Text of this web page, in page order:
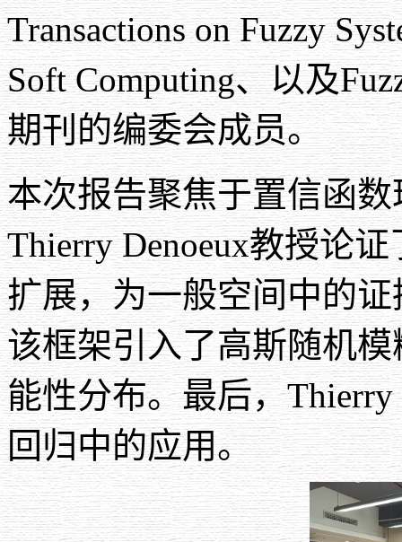
Transactions on Fuzzy
Soft Computing、以及
期刊的编委会成员。
本次报告聚焦于置信函
Thierry Denoeux教授论证
扩展，为一般空间中的
该框架引入了高斯随机
能性分布。最后，Thierry
回归中的应用。